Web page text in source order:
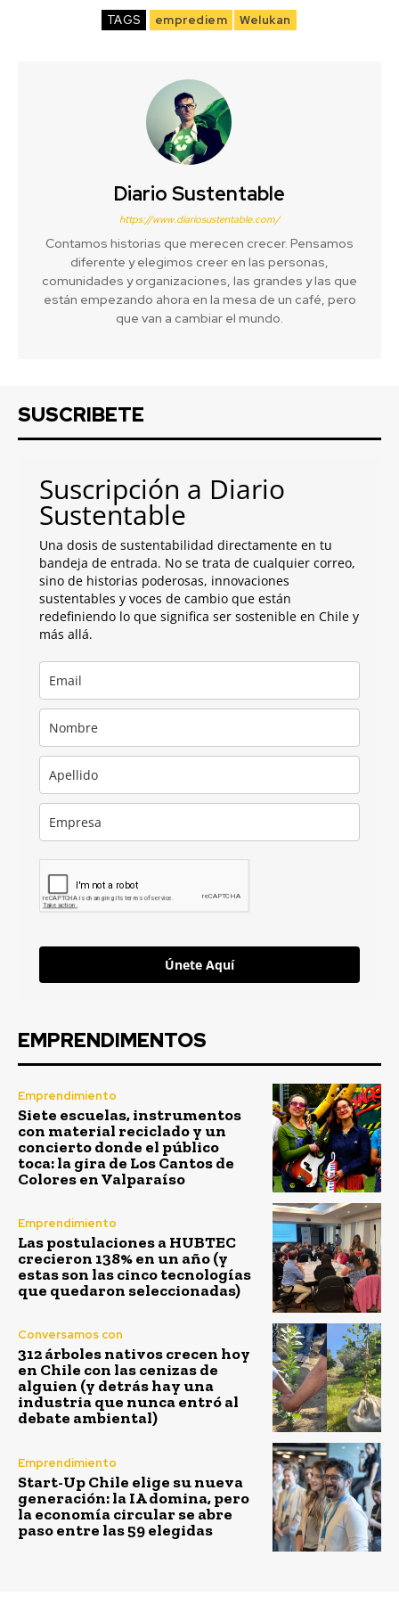
TAGS emprediem Welukan
Diario Sustentable
https://www.diariosustentable.com/
Contamos historias que merecen crecer. Pensamos
diferente y elegimos creer en las personas,
comunidades y organizaciones, las grandes y las que
están empezando ahora en la mesa de un café, pero
que van a cambiar el mundo.
SUSCRIBETE
Suscripción a Diario
Sustentable
Una dosis de sustentabilidad directamente en tu
bandeja de entrada. No se trata de cualquier correo,
sino de historias poderosas, innovaciones
sustentables y voces de cambio que están
redefiniendo lo que significa ser sostenible en Chile y
más allá.
Únete Aquí
EMPRENDIMENTOS
Emprendimiento
Siete escuelas, instrumentos
con material reciclado y un
concierto donde el público
toca: la gira de Los Cantos de
Colores en Valparaíso
Emprendimiento
Las postulaciones a HUBTEC
crecieron 138% en un año (y
estas son las cinco tecnologías
que quedaron seleccionadas)
Conversamos con
312 árboles nativos crecen hoy
en Chile con las cenizas de
alguien (y detrás hay una
industria que nunca entró al
debate ambiental)
Emprendimiento
Start-Up Chile elige su nueva
generación: la IA domina, pero
la economía circular se abre
paso entre las 59 elegidas